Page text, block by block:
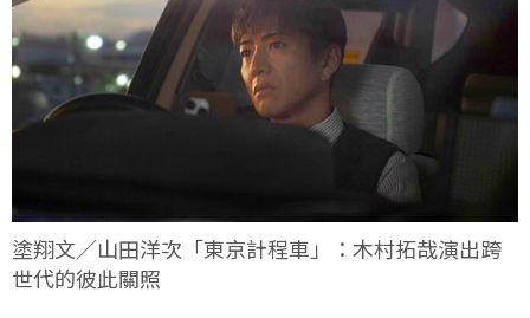
塗翔文／山田洋次「東京計程車」：木村拓哉演出跨
世代的彼此關照